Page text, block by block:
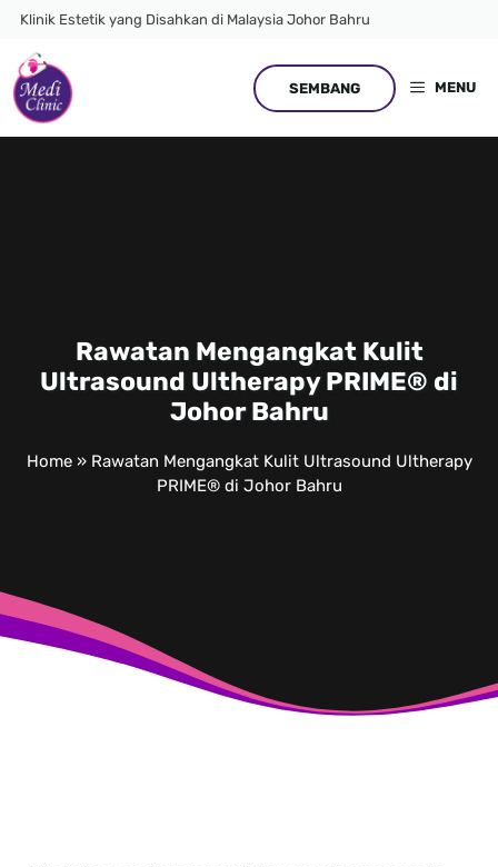
Skip
content
Klinik Estetik yang Disahkan di Malaysia Johor Bahru
MENU
SEMBANG
Rawatan Mengangkat Kulit
Ultrasound Ultherapy PRIME® di
Johor Bahru
Home» Rawatan Mengangkat Kulit Ultrasound Ultherapy
PRIME® di Johor Bahru